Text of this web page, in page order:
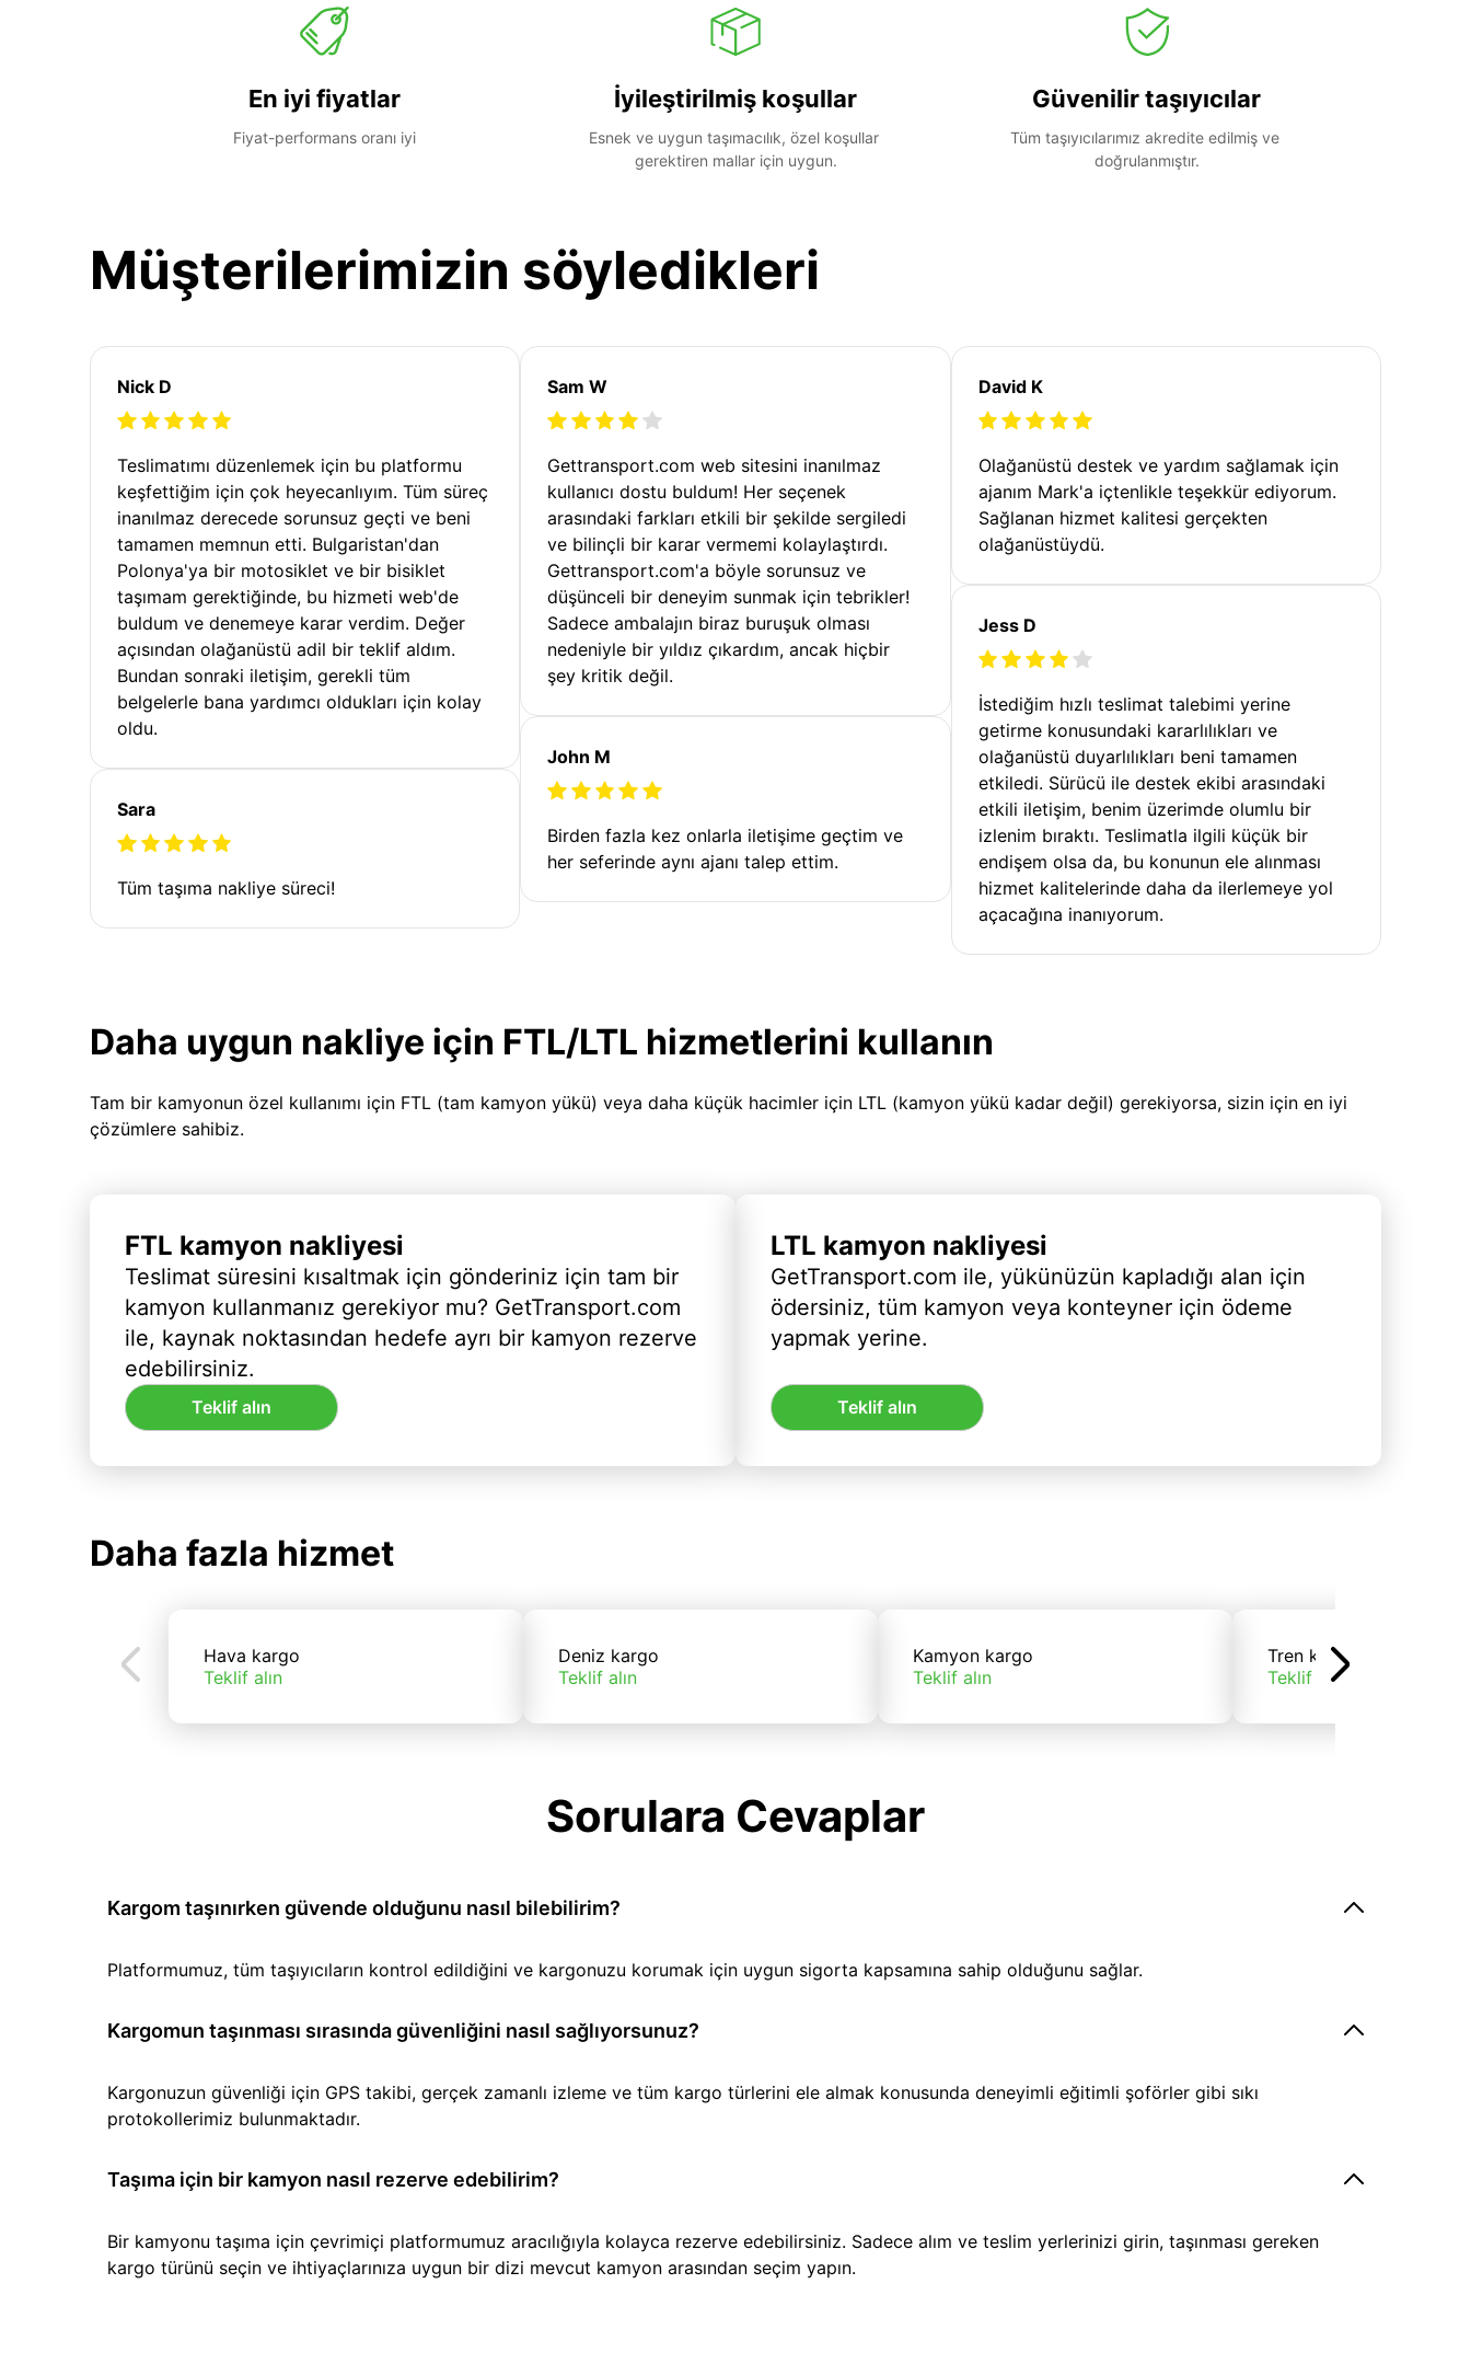
En iyi fiyatlar
Fiyat-performans oranı iyi
İyileştirilmiş koşullar
Esnek ve uygun taşımacılık, özel koşullar
gerektiren mallar için uygun.
Güvenilir taşıyıcılar
Tüm taşıyıcılarımız akredite edilmiş ve
doğrulanmıştır.
Müşterilerimizin söyledikleri
Nick D
Teslimatımı düzenlemek için bu platformu
keşfettiğim için çok heyecanlıyım. Tüm süreç
inanılmaz derecede sorunsuz geçti ve beni
tamamen memnun etti. Bulgaristan'dan
Polonya'ya bir motosiklet ve bir bisiklet
taşımam gerektiğinde, bu hizmeti web'de
buldum ve denemeye karar verdim. Değer
açısından olağanüstü adil bir teklif aldım.
Bundan sonraki iletişim, gerekli tüm
belgelerle bana yardımcı oldukları için kolay
oldu.
Sara
Tüm taşıma nakliye süreci!
Sam W
Gettransport.com web sitesini inanılmaz
kullanıcı dostu buldum! Her seçenek
arasındaki farkları etkili bir şekilde sergiledi
ve bilinçli bir karar vermemi kolaylaştırdı.
Gettransport.com'a böyle sorunsuz ve
düşünceli bir deneyim sunmak için tebrikler!
Sadece ambalajın biraz buruşuk olması
nedeniyle bir yıldız çıkardım, ancak hiçbir
şey kritik değil.
John M
Birden fazla kez onlarla iletişime geçtim ve
her seferinde aynı ajanı talep ettim.
David K
Olağanüstü destek ve yardım sağlamak için
ajanım Mark'a içtenlikle teşekkür ediyorum.
Sağlanan hizmet kalitesi gerçekten
olağanüstüydü.
Jess D
İstediğim hızlı teslimat talebimi yerine
getirme konusundaki kararlılıkları ve
olağanüstü duyarlılıkları beni tamamen
etkiledi. Sürücü ile destek ekibi arasındaki
etkili iletişim, benim üzerimde olumlu bir
izlenim bıraktı. Teslimatla ilgili küçük bir
endişem olsa da, bu konunun ele alınması
hizmet kalitelerinde daha da ilerlemeye yol
açacağına inanıyorum.
Daha uygun nakliye için FTL/LTL hizmetlerini kullanın
Tam bir kamyonun özel kullanımı için FTL (tam kamyon yükü) veya daha küçük hacimler için LTL (kamyon yükü kadar değil) gerekiyorsa, sizin için en iyi
çözümlere sahibiz.
FTL kamyon nakliyesi
Teslimat süresini kısaltmak için gönderiniz için tam bir
kamyon kullanmanız gerekiyor mu? GetTransport.com
ile, kaynak noktasından hedefe ayrı bir kamyon rezerve
edebilirsiniz.
Teklif alın
LTL kamyon nakliyesi
GetTransport.com ile, yükünüzün kapladığı alan için
ödersiniz, tüm kamyon veya konteyner için ödeme
yapmak yerine.
Teklif alın
Daha fazla hizmet
Hava kargo
Teklif alın
Deniz kargo
Teklif alın
Kamyon kargo
Teklif alın
Tren kargo
Teklif alın
Sorulara Cevaplar
Kargom taşınırken güvende olduğunu nasıl bilebilirim?
Platformumuz, tüm taşıyıcıların kontrol edildiğini ve kargonuzu korumak için uygun sigorta kapsamına sahip olduğunu sağlar.
Kargomun taşınması sırasında güvenliğini nasıl sağlıyorsunuz?
Kargonuzun güvenliği için GPS takibi, gerçek zamanlı izleme ve tüm kargo türlerini ele almak konusunda deneyimli eğitimli şoförler gibi sıkı
protokollerimiz bulunmaktadır.
Taşıma için bir kamyon nasıl rezerve edebilirim?
Bir kamyonu taşıma için çevrimiçi platformumuz aracılığıyla kolayca rezerve edebilirsiniz. Sadece alım ve teslim yerlerinizi girin, taşınması gereken
kargo türünü seçin ve ihtiyaçlarınıza uygun bir dizi mevcut kamyon arasından seçim yapın.